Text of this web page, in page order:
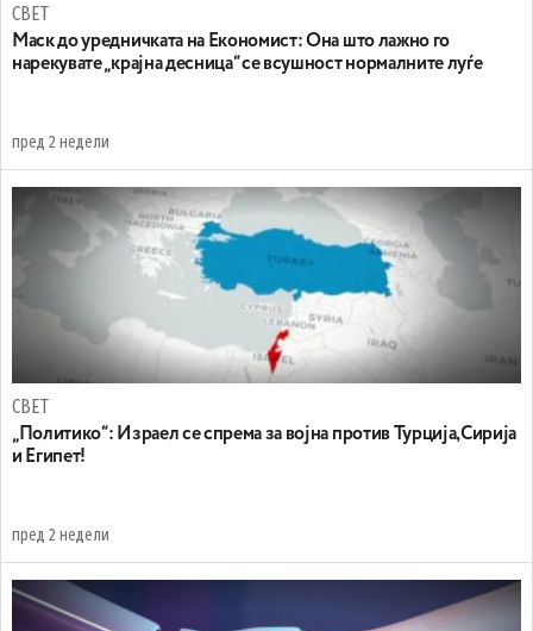
СВЕТ
Маск до уредничката на Економист: Она што лажно го
нарекувате „крајна десница“ се всушност нормалните луѓе
пред 2 недели
СВЕТ
„Политико“: Израел се спрема за војна против Турција,Сирија
и Египет!
пред 2 недели